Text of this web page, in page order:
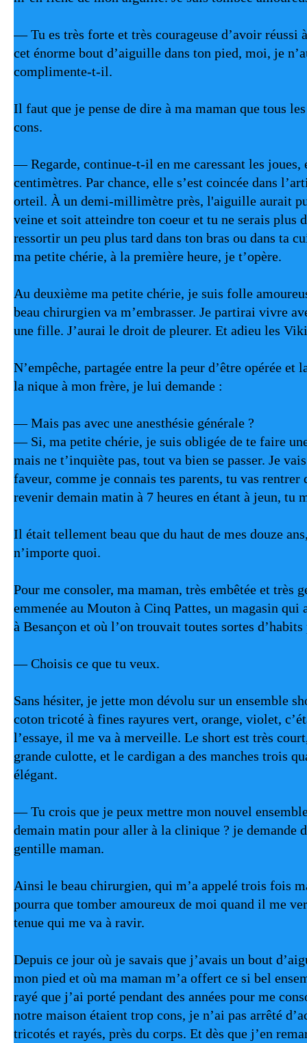
— Tu es très forte et très courageuse d’avoir réussi
cet énorme bout d’aiguille dans ton pied, moi, je
complimente-t-il.
Il faut que je pense de dire à ma maman que tous
cons.
— Regarde, continue-t-il en me caressant les joues,
centimètres. Par chance, elle s’est coincée dans
orteil. À un demi-millimètre près, l'aiguille aurait
veine et soit atteindre ton coeur et tu ne serais plus
ressortir un peu plus tard dans ton bras ou dans ta
ma petite chérie, à la première heure, je t’opère.
Au deuxième ma petite chérie, je suis folle
beau chirurgien va m’embrasser. Je partirai vivre
une fille. J’aurai le droit de pleurer. Et adieu les
N’empêche, partagée entre la peur d’être opérée
la nique à mon frère, je lui demande :
— Mais pas avec une anesthésie générale ?
— Si, ma petite chérie, je suis obligée de te faire
mais ne t’inquiète pas, tout va bien se passer. Je
faveur, comme je connais tes parents, tu vas
revenir demain matin à 7 heures en étant à jeun, tu
Il était tellement beau que du haut de mes douze
n’importe quoi.
Pour me consoler, ma maman, très embêtée et très
emmenée au Mouton à Cinq Pattes, un magasin
à Besançon et où l’on trouvait toutes sortes d’habits
— Choisis ce que tu veux.
Sans hésiter, je jette mon dévolu sur un ensemble
coton tricoté à fines rayures vert, orange, violet,
l’essaye, il me va à merveille. Le short est très
grande culotte, et le cardigan a des manches trois
élégant.
— Tu crois que je peux mettre mon nouvel
demain matin pour aller à la clinique ? je demande
gentille maman.
Ainsi le beau chirurgien, qui m’a appelé trois fois
pourra que tomber amoureux de moi quand il me
tenue qui me va à ravir.
Depuis ce jour où je savais que j’avais un bout
mon pied et où ma maman m’a offert ce si bel
rayé que j’ai porté pendant des années pour me
notre maison étaient trop cons, je n’ai pas arrêté
tricotés et rayés, près du corps. Et dès que j’en